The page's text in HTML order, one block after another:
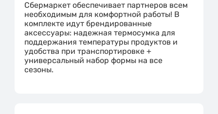
Сбермаркет обеспечивает партнеров всем
необходимым для комфортной работы! В
комплекте идут брендированные
аксессуары: надежная термосумка для
поддержания температуры продуктов и
удобства при транспортировке +
универсальный набор формы на все
сезоны.